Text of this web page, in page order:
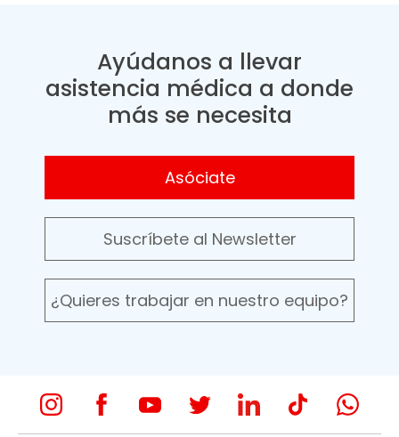
Ayúdanos a llevar
asistencia médica a donde
más se necesita
Asóciate
Suscríbete al Newsletter
¿Quieres trabajar en nuestro equipo?